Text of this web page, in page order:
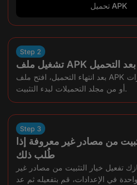
تحميل APK
Step 2
تشغيل ملف APK بعد التحميل
بعد انتهاء التحميل، افتح ملف APK من شريط الإشعارات
أو من مجلد التحميلات لبدء التثبيت.
Step 3
من مصادر غير معروفة إذا
طُلب ذلك
تفعيل خيار التثبيت من مصادر غير
في الإعدادات، قم بتفعيله ثم عد